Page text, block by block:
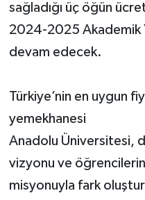
sağladığı üç öğün
2024-2025 Akademik
devam edecek.
Türkiye’nin en uygun
yemekhanesi
Anadolu Üniversitesi,
vizyonu ve
misyonuyla fark